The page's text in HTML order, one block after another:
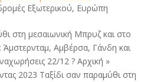
Εξωτερικού, Ευρώπη
στη μεσαιωνική Μπρυζ και στο
Άμστερνταμ, Αμβέρσα, Γάνδη και
22/12 ? Αρχική »
2023 Ταξίδι σαν παραμύθι στη